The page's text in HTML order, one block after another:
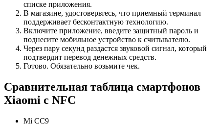
списке приложения.
В магазине, удостоверьтесь, что приемный терминал
поддерживает бесконтактную технологию.
Включите приложение, введите защитный пароль и
поднесите мобильное устройство к считывателю.
Через пару секунд раздастся звуковой сигнал, который
подтвердит перевод денежных средств.
Готово. Обязательно возьмите чек.
Сравнительная таблица смартфонов
Xiaomi с NFC
Mi CC9